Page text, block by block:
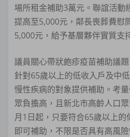
場所租金補助3萬元。聯誼活動
提高至5,000元，鄰長喪葬費慰
5,000元，給予基層夥伴實質支
議員關心帶狀皰疹疫苗補助議
針對65歲以上的低收入戶及中
慢性疾病的對象提供補助。考
眾負擔高，且新北市高齡人口
月1日起，只要符合65歲以上的
即可補助，不限是否具有高風